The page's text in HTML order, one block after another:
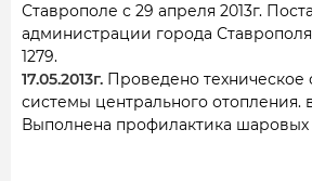
Ставрополе с 29 апреля 2013г.
администрации города
1279.
17.05.2013г. Проведено
системы центрального отопления.
Выполнена профилактика шаровых